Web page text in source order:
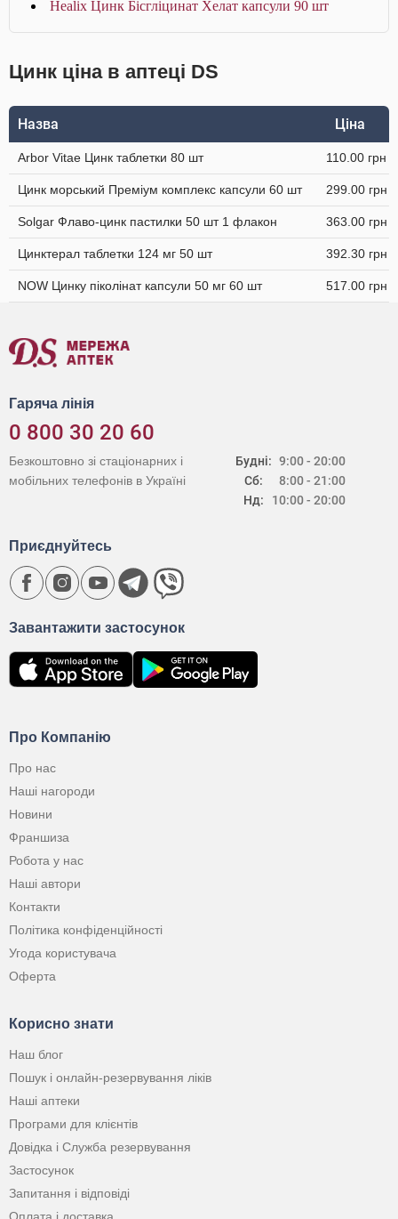
Healix Цинк Бісгліцинат Хелат капсули 90 шт
Цинк ціна в аптеці DS
Назва Ціна
Arbor Vitae Цинк таблетки 80 шт 110.00 грн
Цинк морський Преміум комплекс капсули 60 шт 299.00 грн
Solgar Флаво-цинк пастилки 50 шт 1 флакон 363.00 грн
Цинктерал таблетки 124 мг 50 шт 392.30 грн
NOW Цинку піколінат капсули 50 мг 60 шт 517.00 грн
Гаряча лінія
0 800 30 20 60
Будні:
Сб:
Нд:
9:00 - 20:00
8:00 - 21:00
10:00 - 20:00
Безкоштовно зі стаціонарних і
мобільних телефонів в Україні
Про Компанію
Про нас
Наші нагороди
Новини
Франшиза
Робота у нас
Наші автори
Контакти
Політика конфіденційності
Угода користувача
Оферта
Корисно знати
Наш блог
Пошук і онлайн-резервування ліків
Наші аптеки
Програми для клієнтів
Довідка і Служба резервування
Застосунок
Запитання і відповіді
Завантажити застосунок
Приєднуйтесь